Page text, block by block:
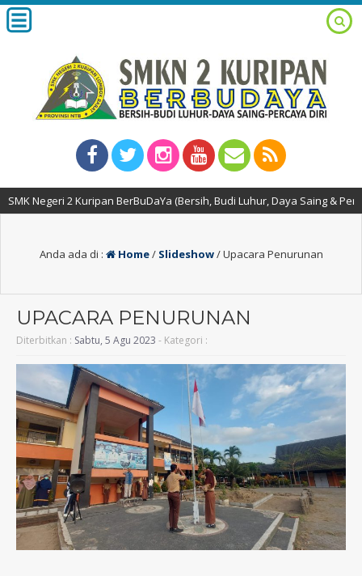
Negeri 2 Kuripan BerBuDaYa (Bersih, Budi Luhur, Daya Saing & Percaya
Anda ada di : Home/ Slideshow/Upacara Penurunan
UPACARA PENURUNAN
Diterbitkan : Sabtu, 5 Agu 2023 - Kategori :